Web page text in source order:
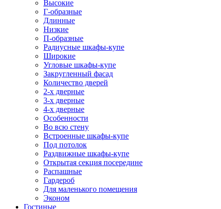
Высокие
Г-образные
Длинные
Низкие
П-образные
Радиусные шкафы-купе
Широкие
Угловые шкафы-купе
Закругленный фасад
Количество дверей
2-х дверные
3-х дверные
4-х дверные
Особенности
Во всю стену
Встроенные шкафы-купе
Под потолок
Раздвижные шкафы-купе
Открытая секция посередине
Распашные
Гардероб
Для маленького помещения
Эконом
Гостиные